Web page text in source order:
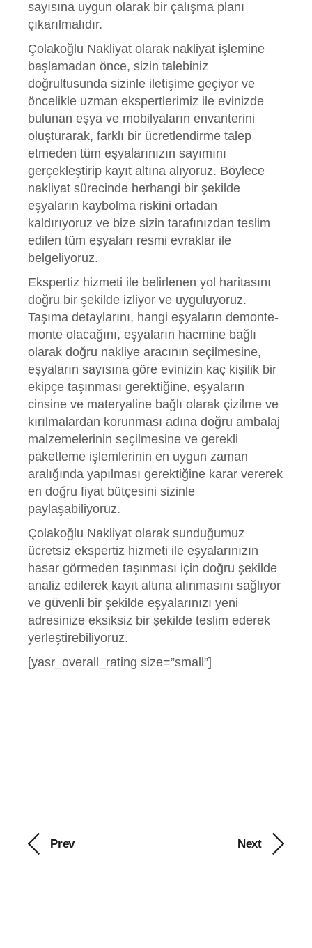
sayısına uygun olarak bir çalışma planı
çıkarılmalıdır.
Çolakoğlu Nakliyat olarak nakliyat işlemine
başlamadan önce, sizin talebiniz
doğrultusunda sizinle iletişime geçiyor ve
öncelikle uzman ekspertlerimiz ile evinizde
bulunan eşya ve mobilyaların envanterini
oluşturarak, farklı bir ücretlendirme talep
etmeden tüm eşyalarınızın sayımını
gerçekleştirip kayıt altına alıyoruz. Böylece
nakliyat sürecinde herhangi bir şekilde
eşyaların kaybolma riskini ortadan
kaldırıyoruz ve bize sizin tarafınızdan teslim
edilen tüm eşyaları resmi evraklar ile
belgeliyoruz.
Ekspertiz hizmeti ile belirlenen yol haritasını
doğru bir şekilde izliyor ve uyguluyoruz.
Taşıma detaylarını, hangi eşyaların demonte-
monte olacağını, eşyaların hacmine bağlı
olarak doğru nakliye aracının seçilmesine,
eşyaların sayısına göre evinizin kaç kişilik bir
ekipçe taşınması gerektiğine, eşyaların
cinsine ve materyaline bağlı olarak çizilme ve
kırılmalardan korunması adına doğru ambalaj
malzemelerinin seçilmesine ve gerekli
paketleme işlemlerinin en uygun zaman
aralığında yapılması gerektiğine karar vererek
en doğru fiyat bütçesini sizinle
paylaşabiliyoruz.
Çolakoğlu Nakliyat olarak sunduğumuz
ücretsiz ekspertiz hizmeti ile eşyalarınızın
hasar görmeden taşınması için doğru şekilde
analiz edilerek kayıt altına alınmasını sağlıyor
ve güvenli bir şekilde eşyalarınızı yeni
adresinize eksiksiz bir şekilde teslim ederek
yerleştirebiliyoruz.
[yasr_overall_rating size=”small”]
Prev Next